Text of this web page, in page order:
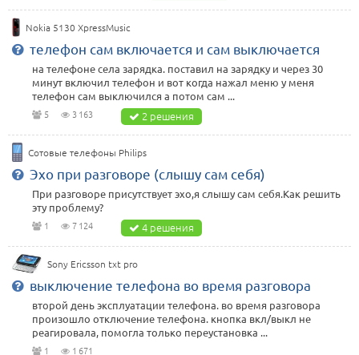
Nokia 5130 XpressMusic
телефон сам включается и сам выключается
на телефоне села зарядка. поставил на зарядку и через 30
минут включил телефон и вот когда нажал меню у меня
телефон сам выключился а потом сам ...
5 3 163 2 решения
Сотовые телефоны Philips
Эхо при разговоре (слышу сам себя)
При разговоре присутствует эхо,я слышу сам себя.Как решить
эту проблему?
1 7 124 4 решения
Sony Ericsson txt pro
выключение телефона во время разговора
второй день эксплуатации телефона. во время разговора
произошло отключение телефона. кнопка вкл/выкл не
реагировала, помогла только переустановка ...
1 1 671